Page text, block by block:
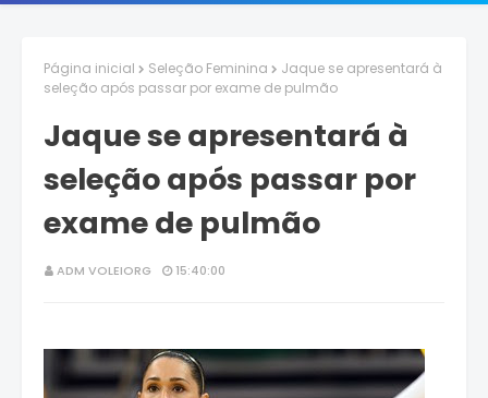
Página inicial Seleção Feminina
Jaque se apresentará à
seleção após passar por exame de pulmão
Jaque se apresentará à
seleção após passar por
exame de pulmão
ADM VOLEIORG 15:40:00